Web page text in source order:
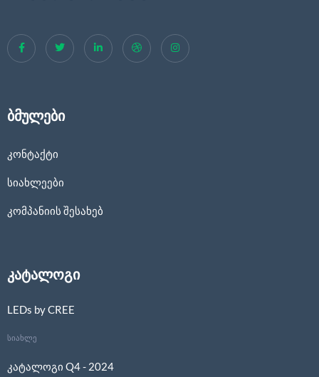
ბმულები
კონტაქტი
სიახლეები
კომპანიის შესახებ
კატალოგი
LEDs by CREE
სიახლე
კატალოგი Q4 - 2024